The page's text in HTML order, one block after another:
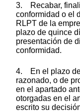
3. Recabar,
conformidad o el
RLPT de la
plazo de quince
presentación de
conformidad.
4. En el plazo de
razonado, o de
en el apartado
otorgadas en el
escrito su